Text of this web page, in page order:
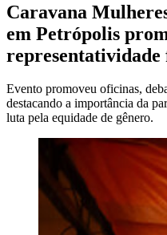
Caravana
em Petrópolis
Evento promoveu oficinas,
destacando a importância da
luta pela equidade de gênero.